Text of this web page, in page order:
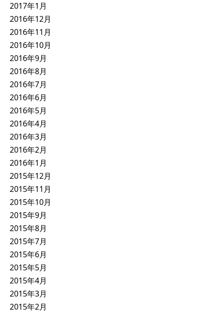
2017年1月
2016年12月
2016年11月
2016年10月
2016年9月
2016年8月
2016年7月
2016年6月
2016年5月
2016年4月
2016年3月
2016年2月
2016年1月
2015年12月
2015年11月
2015年10月
2015年9月
2015年8月
2015年7月
2015年6月
2015年5月
2015年4月
2015年3月
2015年2月